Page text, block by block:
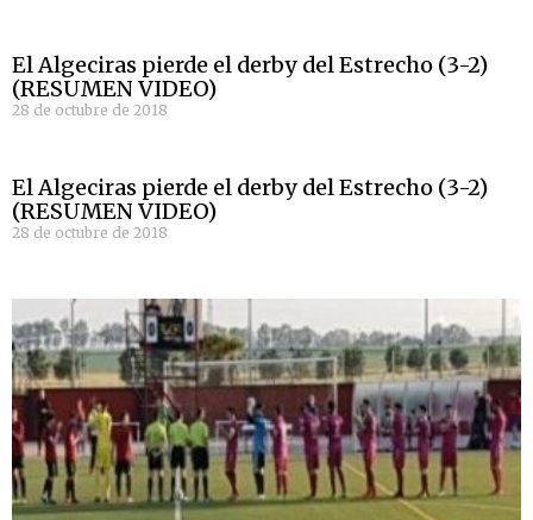
El Algeciras pierde el derby del Estrecho (3-2)
(RESUMEN VIDEO)
28 de octubre de 2018
El Algeciras pierde el derby del Estrecho (3-2)
(RESUMEN VIDEO)
28 de octubre de 2018